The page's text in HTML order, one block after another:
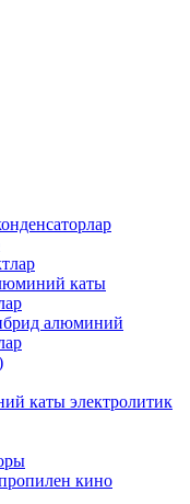
каты
алюминий
каты электролитик
кино